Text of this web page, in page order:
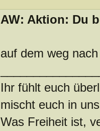
AW: Aktion: Du
auf dem weg
Ihr fühlt euch
mischt euch in
Was Freiheit ist,